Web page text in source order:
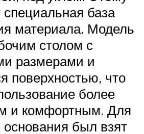
специальная база
материала. Модель
столом с
размерами и
поверхностью, что
более
и комфортным. Для
основания был взят